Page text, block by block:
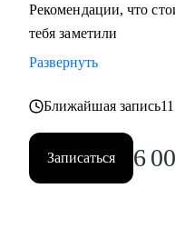
Рекомендации, что
тебя заметили
Развернуть
Ближайшая запись
Записаться 6